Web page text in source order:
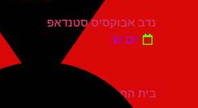
בית החייל תל אביב
נדב אבוקסיס סטנדאפ
יום ש'